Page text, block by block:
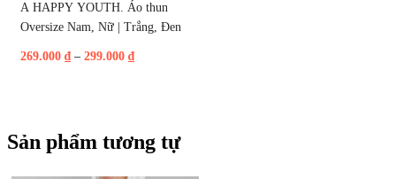
A HAPPY YOUTH. Áo thun
Oversize Nam, Nữ | Trắng, Đen
269.000 ₫ – 299.000 ₫
Sản phẩm tương tự